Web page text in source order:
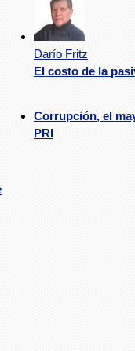
Darío Fritz
El costo de la
Corrupción, el
PRI